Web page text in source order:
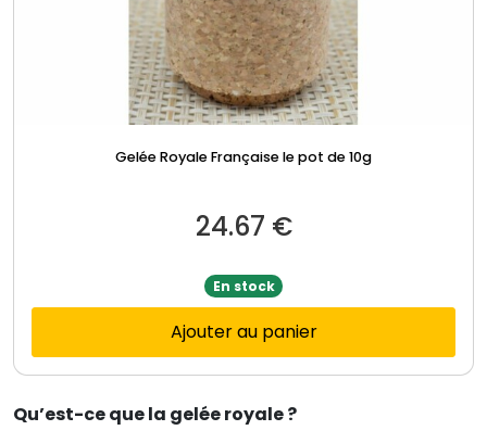
Gelée Royale Française le pot de 10g
24.67 €
En stock
Ajouter au panier
Qu’est-ce que la gelée royale ?